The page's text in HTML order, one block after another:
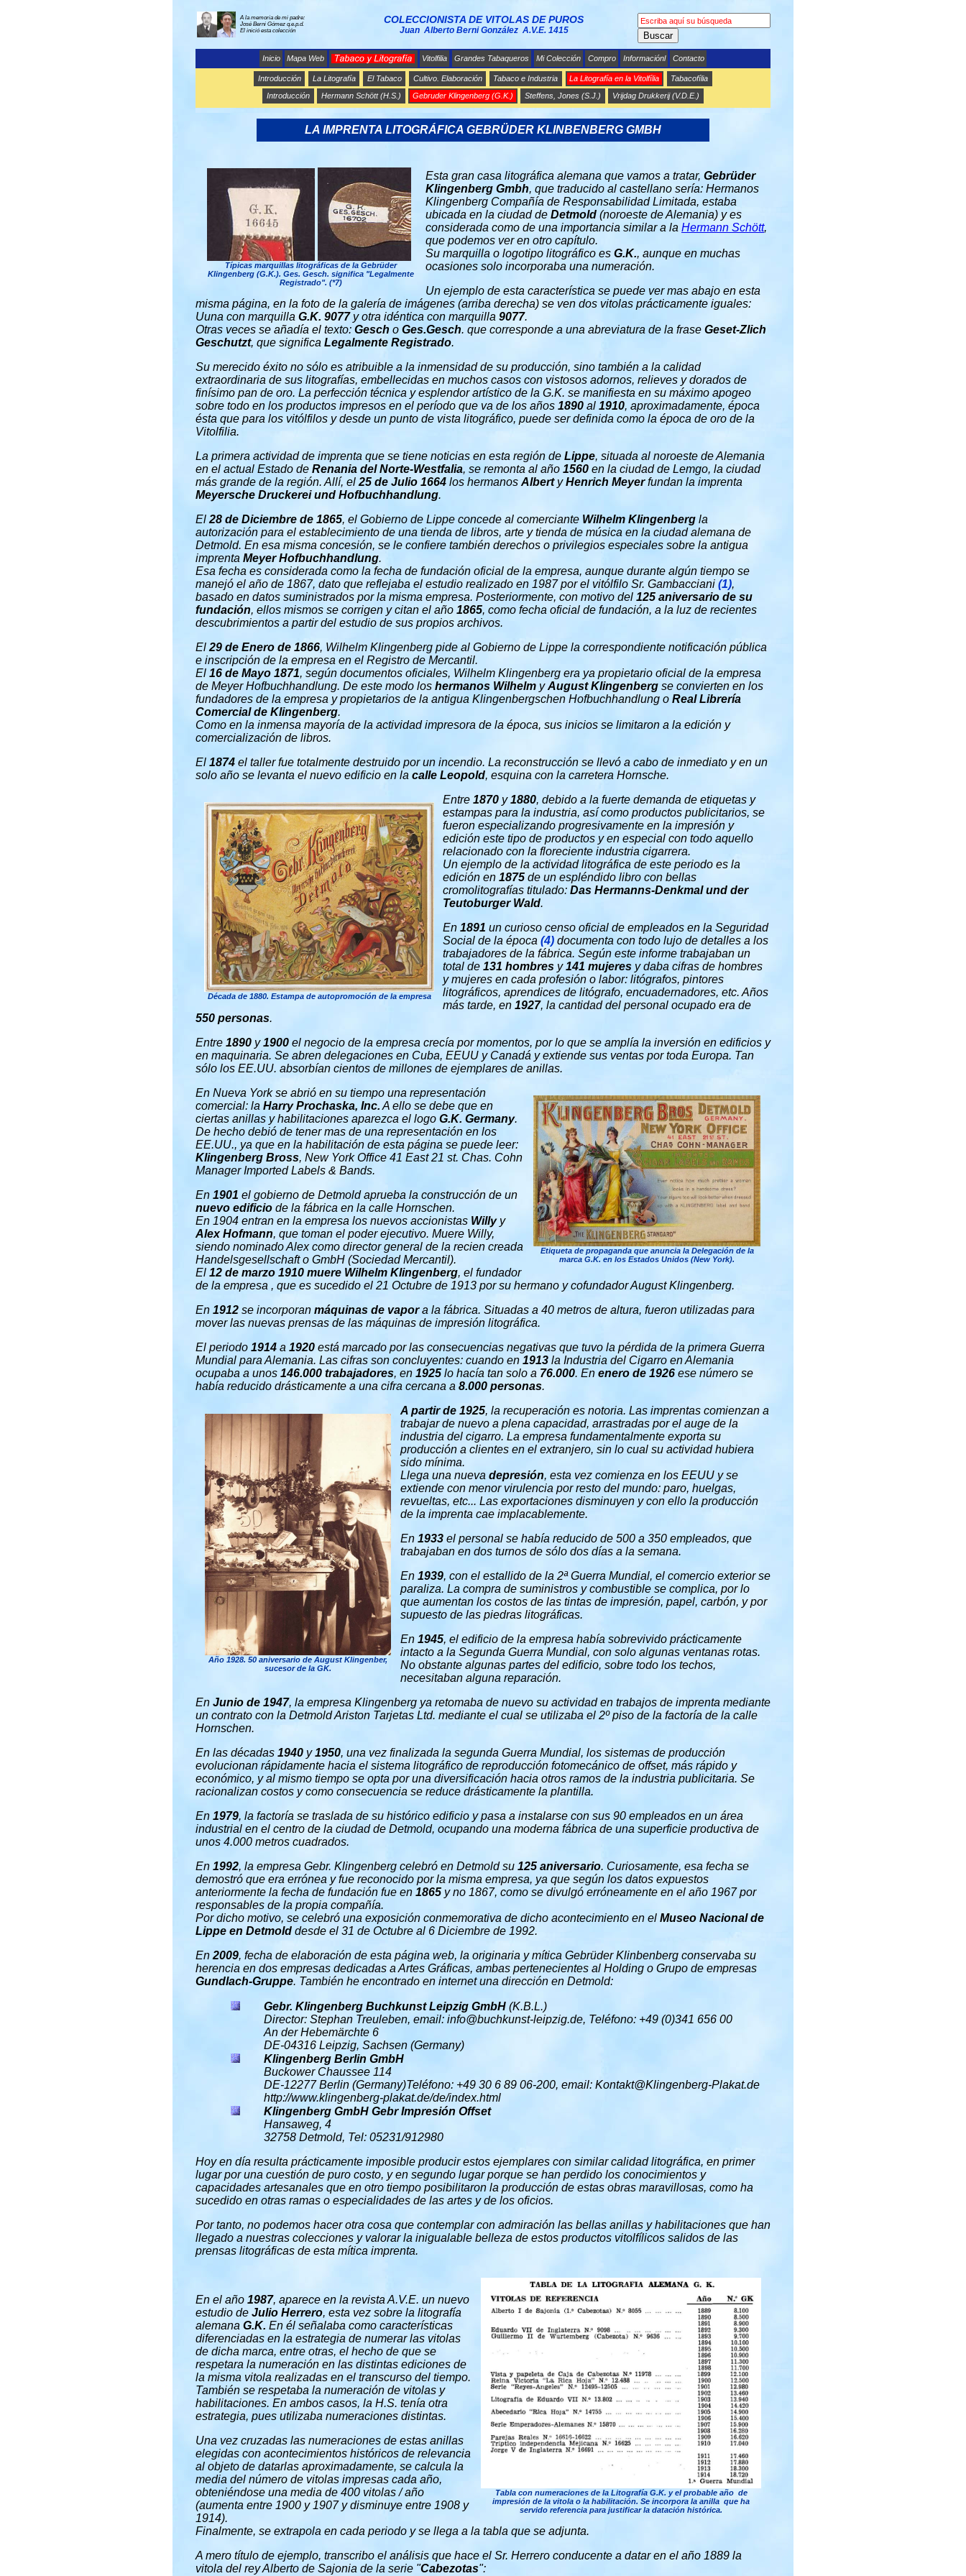
A la memoria de mi padre:
José Berni Gómez q.e.p.d.
El inició esta colección
COLECCIONISTA DE VITOLAS DE PUROS
Juan Alberto Berni González A.V.E. 1415 Buscar
Inicio Mapa Web Vitolfilia Grandes Tabaqueros Mi Colección Compro Informaciónl Contacto
Introducción La Litografía El Tabaco Cultivo. Elaboración Tabaco e Industria La Litografía en la Vitolfília Tabacofília
Introducción Hermann Schött (H.S.) Gebruder Klingenberg (G.K.) Steffens, Jones (S.J.) Vrijdag Drukkerij (V.D.E.)
LA IMPRENTA LITOGRÁFICA GEBRÜDER KLINBENBERG GMBH
Típicas marquillas litográficas de la Gebrüder
Klingenberg (G.K.). Ges. Gesch. significa "Legalmente
Registrado". (*7)
Esta gran casa litográfica alemana que vamos a tratar, Gebrüder
Klingenberg Gmbh, que traducido al castellano sería: Hermanos
Klingenberg Compañía de Responsabilidad Limitada, estaba
ubicada en la ciudad de Detmold (noroeste de Alemania) y es
considerada como de una importancia similar a la Hermann Schött,
que podemos ver en otro capítulo.
Su marquilla o logotipo litográfico es G.K., aunque en muchas
ocasiones solo incorporaba una numeración.
Un ejemplo de esta característica se puede ver mas abajo en esta
misma página, en la foto de la galería de imágenes (arriba derecha) se ven dos vitolas prácticamente iguales:
Uuna con marquilla G.K. 9077y otra idéntica con marquilla 9077.
Otras veces se añadía el texto: Gesch o Ges.Gesch. que corresponde a una abreviatura de la frase Geset-Zlich
Geschutzt, que significa Legalmente Registrado.
Su merecido éxito no sólo es atribuible a la inmensidad de su producción, sino también a la calidad
extraordinaria de sus litografías, embellecidas en muchos casos con vistosos adornos, relieves y dorados de
finísimo pan de oro. La perfección técnica y esplendor artístico de la G.K. se manifiesta en su máximo apogeo
sobre todo en los productos impresos en el período que va de los años 1890 al 1910, aproximadamente, época
ésta que para los vitólfilos y desde un punto de vista litográfico, puede ser definida como la época de oro de la
Vitolfilia.
La primera actividad de imprenta que se tiene noticias en esta región de Lippe, situada al noroeste de Alemania
en el actual Estado de Renania del Norte-Westfalia, se remonta al año 1560 en la ciudad de Lemgo, la ciudad
más grande de la región. Allí, el 25 de Julio 1664 los hermanos AlbertyHenrich Meyerfundan la imprenta
Meyersche Druckerei und Hofbuchhandlung.
El 28 de Diciembre de 1865, el Gobierno de Lippe concede al comerciante Wilhelm Klingenberg la
autorización para el establecimiento de una tienda de libros, arte y tienda de música en la ciudad alemana de
Detmold. En esa misma concesión, se le confiere también derechos o privilegios especiales sobre la antigua
imprenta Meyer Hofbuchhandlung.
Esa fecha es considerada como la fecha de fundación oficial de la empresa, aunque durante algún tiempo se
manejó el año de 1867, dato que reflejaba el estudio realizado en 1987 por el vitólfilo Sr. Gambacciani (1),
basado en datos suministrados por la misma empresa. Posteriormente, con motivo del 125 aniversario de su
fundación, ellos mismos se corrigen y citan el año 1865, como fecha oficial de fundación, a la luz de recientes
descubrimientos a partir del estudio de sus propios archivos.
El 29 de Enero de 1866, Wilhelm Klingenberg pide al Gobierno de Lippe la correspondiente notificación pública
e inscripción de la empresa en el Registro de Mercantil.
El 16 de Mayo 1871, según documentos oficiales, Wilhelm Klingenberg era ya propietario oficial de la empresa
de Meyer Hofbuchhandlung. De este modo los hermanos Wilhelm yAugust Klingenberg se convierten en los
fundadores de la empresa y propietarios de la antigua Klingenbergschen Hofbuchhandlung o Real Librería
Comercial de Klingenberg.
Como en la inmensa mayoría de la actividad impresora de la época, sus inicios se limitaron a la edición y
comercialización de libros.
El 1874 el taller fue totalmente destruido por un incendio. La reconstrucción se llevó a cabo de inmediato y en un
solo año se levanta el nuevo edificio en la calle Leopold, esquina con la carretera Hornsche.
Década de 1880. Estampa de autopromoción de la empresa
Entre 1870 y1880, debido a la fuerte demanda de etiquetas y
estampas para la industria, así como productos publicitarios, se
fueron especializando progresivamente en la impresión y
edición este tipo de productos y en especial con todo aquello
relacionado con la floreciente industria cigarrera.
Un ejemplo de la actividad litográfica de este periodo es la
edición en 1875 de un espléndido libro con bellas
cromolitografías titulado: Das Hermanns-Denkmal und der
Teutoburger Wald.
En 1891 un curioso censo oficial de empleados en la Seguridad
Social de la época (4) documenta con todo lujo de detalles a los
trabajadores de la fábrica. Según este informe trabajaban un
total de 131 hombres y141 mujeres y daba cifras de hombres
y mujeres en cada profesión o labor: litógrafos, pintores
litográficos, aprendices de litógrafo, encuadernadores, etc. Años
más tarde, en 1927, la cantidad del personal ocupado era de
550 personas.
Entre 1890 y1900 el negocio de la empresa crecía por momentos, por lo que se amplía la inversión en edificios y
en maquinaria. Se abren delegaciones en Cuba, EEUU y Canadá y extiende sus ventas por toda Europa. Tan
sólo los EE.UU. absorbían cientos de millones de ejemplares de anillas.
Etiqueta de propaganda que anuncia la Delegación de la
marca G.K. en los Estados Unidos (New York).
En Nueva York se abrió en su tiempo una representación
comercial: la Harry Prochaska, Inc. A ello se debe que en
ciertas anillas y habilitaciones aparezca el logo G.K. Germany.
De hecho debió de tener mas de una representación en los
EE.UU., ya que en la habilitación de esta página se puede leer:
Klingenberg Bross, New York Office 41 East 21 st. Chas. Cohn
Manager Imported Labels & Bands.
En 1901 el gobierno de Detmold aprueba la construcción de un
nuevo edificio de la fábrica en la calle Hornschen.
En 1904 entran en la empresa los nuevos accionistas Willyy
Alex Hofmann, que toman el poder ejecutivo. Muere Willy,
siendo nominado Alex como director general de la recien creada
Handelsgesellschaft o GmbH (Sociedad Mercantil).
El 12 de marzo 1910 muere Wilhelm Klingenberg, el fundador
de la empresa , que es sucedido el 21 Octubre de 1913 por su hermano y cofundador August Klingenberg.
En 1912 se incorporan máquinas de vapora la fábrica. Situadas a 40 metros de altura, fueron utilizadas para
mover las nuevas prensas de las máquinas de impresión litográfica.
El periodo 1914 a 1920 está marcado por las consecuencias negativas que tuvo la pérdida de la primera Guerra
Mundial para Alemania. Las cifras son concluyentes: cuando en 1913 la Industria del Cigarro en Alemania
ocupaba a unos 146.000 trabajadores, en 1925 lo hacía tan solo a 76.000. En enero de 1926 ese número se
había reducido drásticamente a una cifra cercana a 8.000 personas.
Año 1928. 50 aniversario de August Klingenber,
sucesor de la GK.
A partir de 1925, la recuperación es notoria. Las imprentas comienzan a
trabajar de nuevo a plena capacidad, arrastradas por el auge de la
industria del cigarro. La empresa fundamentalmente exporta su
producción a clientes en el extranjero, sin lo cual su actividad hubiera
sido mínima.
Llega una nueva depresión, esta vez comienza en los EEUU y se
extiende con menor virulencia por resto del mundo: paro, huelgas,
revueltas, etc... Las exportaciones disminuyen y con ello la producción
de la imprenta cae implacablemente.
En 1933 el personal se había reducido de 500 a 350 empleados, que
trabajaban en dos turnos de sólo dos días a la semana.
En 1939, con el estallido de la 2ª Guerra Mundial, el comercio exterior se
paraliza. La compra de suministros y combustible se complica, por lo
que aumentan los costos de las tintas de impresión, papel, carbón, y por
supuesto de las piedras litográficas.
En 1945, el edificio de la empresa había sobrevivido prácticamente
intacto a la Segunda Guerra Mundial, con solo algunas ventanas rotas.
No obstante algunas partes del edificio, sobre todo los techos,
necesitaban alguna reparación.
En Junio de 1947, la empresa Klingenberg ya retomaba de nuevo su actividad en trabajos de imprenta mediante
un contrato con la Detmold Ariston Tarjetas Ltd. mediante el cual se utilizaba el 2º piso de la factoría de la calle
Hornschen.
En las décadas 1940 y1950, una vez finalizada la segunda Guerra Mundial, los sistemas de producción
evolucionan rápidamente hacia el sistema litográfico de reproducción fotomecánico de offset, más rápido y
económico, y al mismo tiempo se opta por una diversificación hacia otros ramos de la industria publicitaria. Se
racionalizan costos y como consecuencia se reduce drásticamente la plantilla.
En 1979, la factoría se traslada de su histórico edificio y pasa a instalarse con sus 90 empleados en un área
industrial en el centro de la ciudad de Detmold, ocupando una moderna fábrica de una superficie productiva de
unos 4.000 metros cuadrados.
En 1992, la empresa Gebr. Klingenberg celebró en Detmold su 125 aniversario. Curiosamente, esa fecha se
demostró que era errónea y fue reconocido por la misma empresa, ya que según los datos expuestos
anteriormente la fecha de fundación fue en 1865 y no 1867, como se divulgó erróneamente en el año 1967 por
responsables de la propia compañía.
Por dicho motivo, se celebró una exposición conmemorativa de dicho acontecimiento en el Museo Nacional de
Lippe en Detmold desde el 31 de Octubre al 6 Diciembre de 1992.
En 2009, fecha de elaboración de esta página web, la originaria y mítica Gebrüder Klinbenberg conservaba su
herencia en dos empresas dedicadas a Artes Gráficas, ambas pertenecientes al Holding o Grupo de empresas
Gundlach-Gruppe. También he encontrado en internet una dirección en Detmold:
Gebr. Klingenberg Buchkunst Leipzig GmbH (K.B.L.)
Director: Stephan Treuleben, email: info@buchkunst-leipzig.de, Teléfono: +49 (0)341 656 00
An der Hebemärchte 6
DE-04316 Leipzig, Sachsen (Germany)
Klingenberg Berlin GmbH
Buckower Chaussee 114
DE-12277 Berlin (Germany)Teléfono: +49 30 6 89 06-200, email: Kontakt@Klingenberg-Plakat.de
http://www.klingenberg-plakat.de/de/index.html
Klingenberg GmbH Gebr Impresión Offset
Hansaweg, 4
32758 Detmold, Tel: 05231/912980
Hoy en día resulta prácticamente imposible producir estos ejemplares con similar calidad litográfica, en primer
lugar por una cuestión de puro costo, y en segundo lugar porque se han perdido los conocimientos y
capacidades artesanales que en otro tiempo posibilitaron la producción de estas obras maravillosas, como ha
sucedido en otras ramas o especialidades de las artes y de los oficios.
Por tanto, no podemos hacer otra cosa que contemplar con admiración las bellas anillas y habilitaciones que han
llegado a nuestras colecciones y valorar la inigualable belleza de estos productos vitolfílicos salidos de las
prensas litográficas de esta mítica imprenta.
Tabla con numeraciones de la Litografía G.K. y el probable año de
impresión de la vitola o la habilitación. Se incorpora la anilla que ha
servido referencia para justificar la datación histórica.
En el año 1987, aparece en la revista A.V.E. un nuevo
estudio de Julio Herrero, esta vez sobre la litografía
alemana G.K. En él señalaba como características
diferenciadas en la estrategia de numerar las vitolas
de dicha marca, entre otras, el hecho de que se
respetara la numeración en las distintas ediciones de
la misma vitola realizadas en el transcurso del tiempo.
También se respetaba la numeración de vitolas y
habilitaciones. En ambos casos, la H.S. tenía otra
estrategia, pues utilizaba numeraciones distintas.
Una vez cruzadas las numeraciones de estas anillas
elegidas con acontecimientos históricos de relevancia
al objeto de datarlas aproximadamente, se calcula la
media del número de vitolas impresas cada año,
obteniéndose una media de 400 vitolas / año
(aumenta entre 1900 y 1907 y disminuye entre 1908 y
1914).
Finalmente, se extrapola en cada periodo y se llega a la tabla que se adjunta.
A mero título de ejemplo, transcribo el análisis que hace el Sr. Herrero conducente a datar en el año 1889 la
vitola del rey Alberto de Sajonia de la serie "Cabezotas":